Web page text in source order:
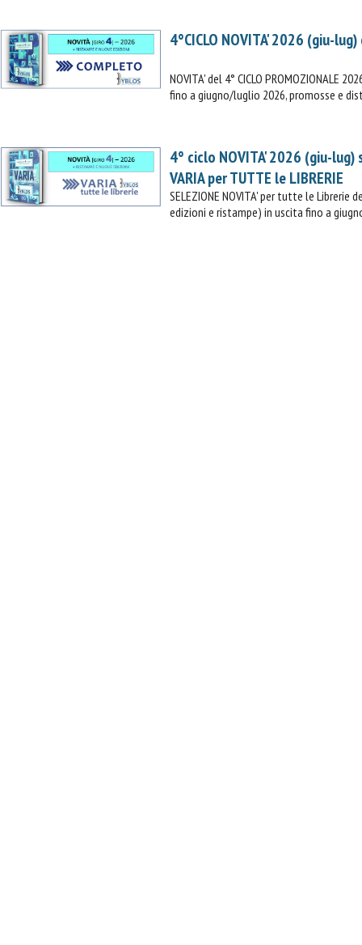
4°CICLO NOVITA' 2026 (giu-
NOVITA' del 4° CICLO PROMOZIONALE
fino a giugno/luglio 2026, promosse e
4° ciclo NOVITA' 2026 (giu-lug)
VARIA per TUTTE le LIBRERIE
SELEZIONE NOVITA' per tutte le Librerie
edizioni e ristampe) in uscita fino a